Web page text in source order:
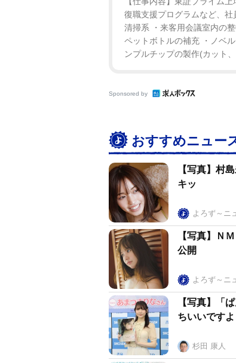
復職支援プログラムなど、社
清掃系 ・来客用会議室内の
ペットボトルの補充 ・ノベ
ンプルチップの製作(カット、
Sponsored by
おすすめニュー
【写真】村
キッ
よろず～ニ
【写真】Ｎ
公開
よろず～ニ
【写真】「
ちいいですよ
杉田 康人